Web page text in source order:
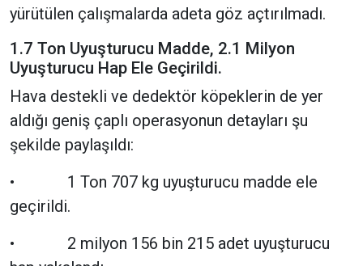
yürütülen çalışmalarda adeta göz açtırılmadı.
1.7 Ton Uyuşturucu Madde, 2.1 Milyon
Uyuşturucu Hap Ele Geçirildi.
Hava destekli ve dedektör köpeklerin de yer
aldığı geniş çaplı operasyonun detayları şu
şekilde paylaşıldı:
• 1 Ton 707 kg uyuşturucu madde ele
geçirildi.
• 2 milyon 156 bin 215 adet uyuşturucu